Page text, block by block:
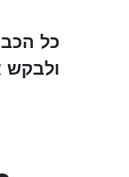
כל
ולבקש